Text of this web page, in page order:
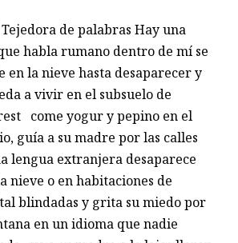
de palabras Hay una
habla rumano dentro de mí se
en la nieve hasta desaparecer y
a vivir en el subsuelo de
come yogur y pepino en el
guía a su madre por las calles
lengua extranjera desaparece
nieve o en habitaciones de
blindadas y grita su miedo por
en un idioma que nadie